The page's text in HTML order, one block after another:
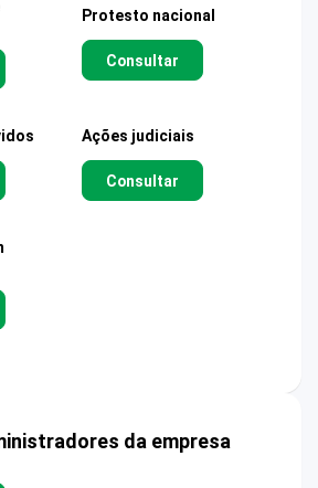
Protesto nacional
Consultar
Ações judiciais
Consultar
da empresa